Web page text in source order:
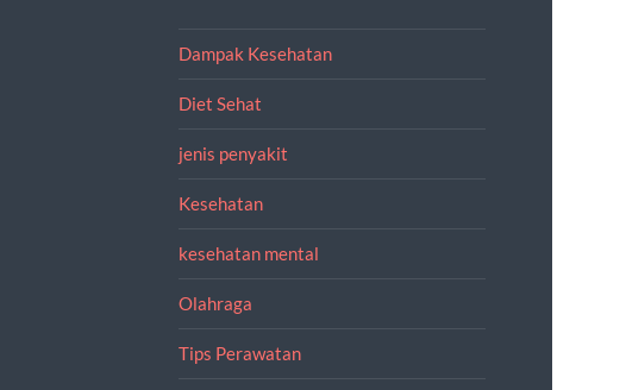
Dampak Kesehatan
Diet Sehat
jenis penyakit
Kesehatan
kesehatan mental
Olahraga
Tips Perawatan